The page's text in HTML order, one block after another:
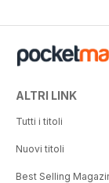
ALTRI LINK
Tutti i titoli
Nuovi titoli
Best Selling